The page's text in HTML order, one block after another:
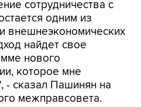
внешнеэкономических
найдет свое
нового
которое мне
- сказал Пашинян на
межправсовета.
последовательно